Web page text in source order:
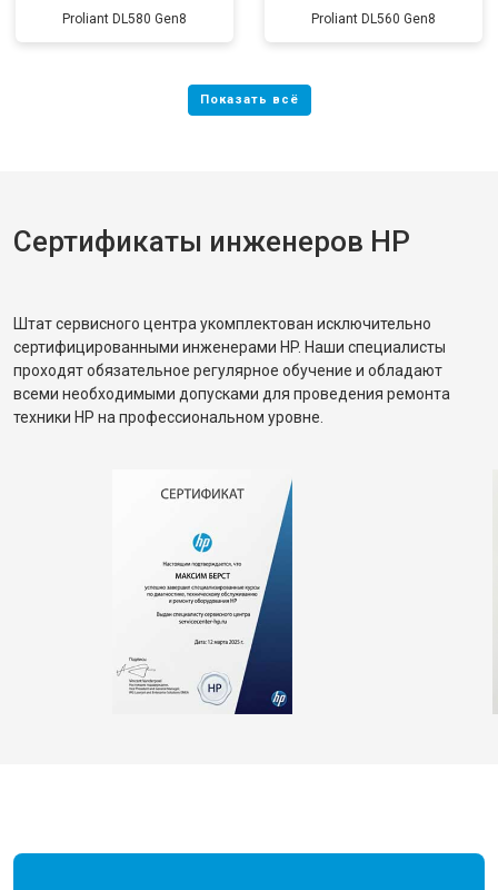
Proliant DL580 Gen8 Proliant DL560 Gen8
Сертификаты инженеров HP
Штат сервисного центра укомплектован исключительно
сертифицированными инженерами HP. Наши специалисты
проходят обязательное регулярное обучение и обладают
всеми необходимыми допусками для проведения ремонта
техники HP на профессиональном уровне.